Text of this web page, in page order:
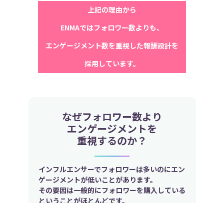
上記の理由から
ENMAではフォロワー数よりも、
エンゲージメント数を重視した報酬設計を
採用しています。
なぜフォロワー数より
エンゲージメントを
重視するのか？
インフルエンサーでフォロワーは多いのにエン
ゲージメントが低いことがあります。
その要因は一般的にフォロワーを購入している
ということがほとんどです。